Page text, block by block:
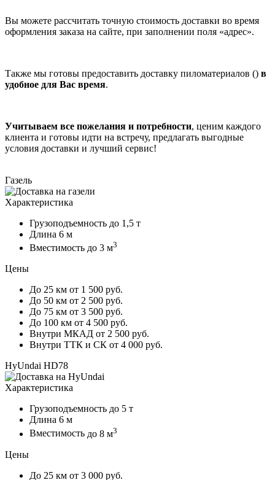
Вы можете рассчитать точную стоимость доставки во время
оформления заказа на сайте, при заполнении поля «адрес».
Также мы готовы предоставить доставку пиломатериалов () в
удобное для Вас время.
Учитываем все пожелания и потребности, ценим каждого
клиента и готовы идти на встречу, предлагать выгодные
условия доставки и лучший сервис!
Газель
Характеристика
Грузоподъемность до 1,5 т
Длина 6 м
Вместимость до 3 м3
Цены
До 25 км от 1 500 руб.
До 50 км от 2 500 руб.
До 75 км от 3 500 руб.
До 100 км от 4 500 руб.
Внутри МКАД от 2 500 руб.
Внутри ТТК и СК от 4 000 руб.
HyUndai HD78
Характеристика
Грузоподъемность до 5 т
Длина 6 м
Вместимость до 8 м3
Цены
До 25 км от 3 000 руб.